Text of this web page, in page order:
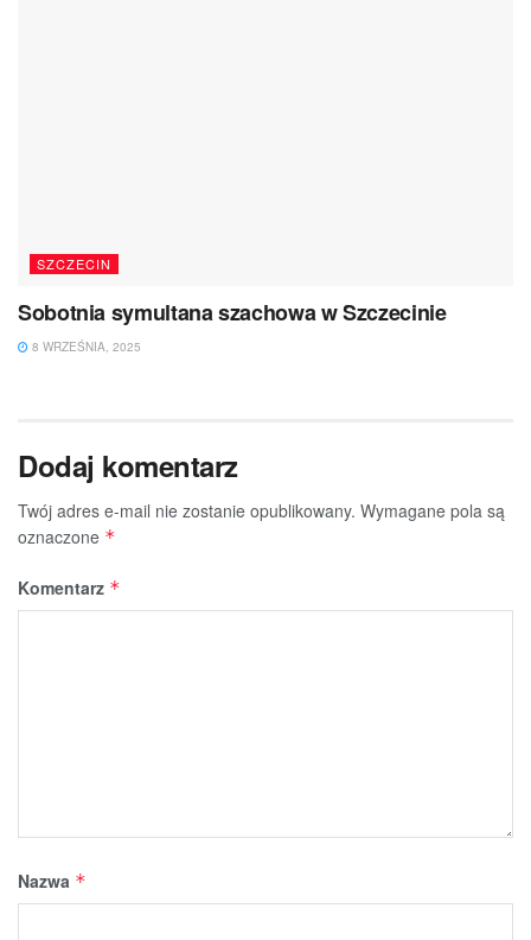
SZCZECIN
Sobotnia symultana szachowa w Szczecinie
8 WRZEŚNIA, 2025
Dodaj komentarz
Twój adres e-mail nie zostanie opublikowany. Wymagane pola są
oznaczone *
Komentarz *
Nazwa *